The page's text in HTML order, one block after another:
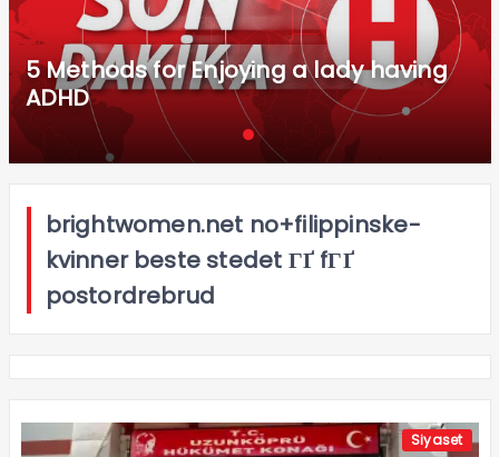
5 Methods for Enjoying a lady having
ADHD
brightwomen.net no+filippinske-
kvinner beste stedet ГҐ fГҐ
postordrebrud
Siyaset